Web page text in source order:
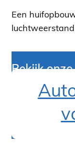
Een
Bekijk